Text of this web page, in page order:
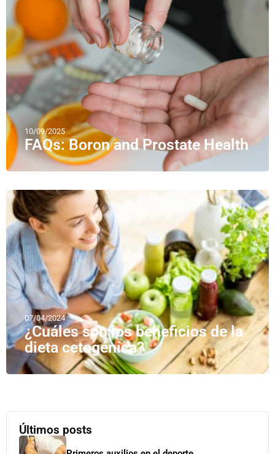
10/09/2025
FAQs: Boron and Prostate Health
07/04/2024
¿Cuáles son los beneficios de la
dieta cetogénica?
Últimos posts